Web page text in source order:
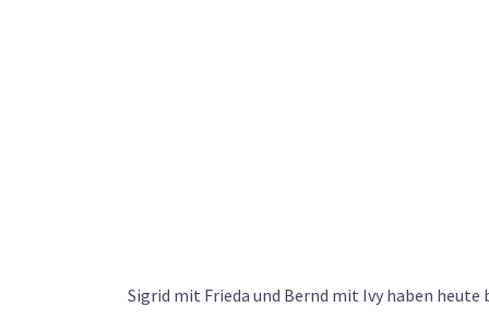
Sigrid mit Frieda und Bernd mit Ivy haben heute